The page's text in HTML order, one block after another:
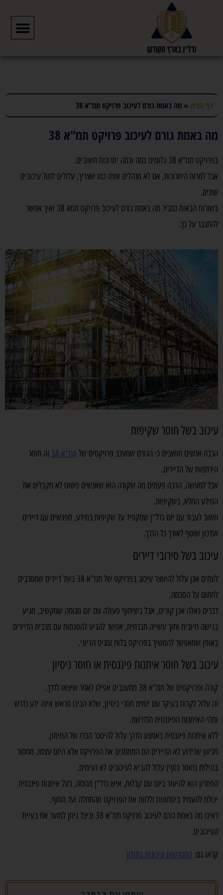
דף הבית » מה באמת גורם לעיכוב פרויקט תמ"א 38
מה באמת גורם לעיכוב פרויקט תמ"א 38
בפרויקט תמ"א 38 גלומים כמה וכמה יתרונות חשובים.
אבל למרות היתרונות, אם לא מנהלים אותו כמו שצריך, עלולים לחול עיכובים
שונים.
בשורות הבאות נסביר מה באמת גורם לעיכוב פרויקט תמא 38 ואיך אפשר
להתגבר על כך.
עיכוב בשל חוסר שקיפות
הרבה אנשים חושבים כי הגורם שמעכב פרויקטים של תמ"א 38
זה חוסר
הירתמות של הדיירים.
אבל למעשה, הרבה פעמים מה שקורה הוא שאנשים פשוט לא מקבלים את
המידע המלא, בשקיפות.
חשוב לעבוד עם יזם נדל"ן שמקפיד על שקיפות במידע, מפגשים עם דיירים
ועדכון שוטף לאורך כל הדרך.
עיכוב בשל סירובי דיירים
לעתים אכן עלול להיווצר עיכוב בפרויקט של תמ"א 38 בשל דיירים שמסרבים
לחתום על הסכמה.
דברים כאלה אכן קורים, אבל בשיתוף פעולה עם יזם מנוסה שמקשיב, מגיע
בגישה חיובית ותוך עשייה חברתית, אפשר להגיע להסכמות עם מרבית הדיירים
באופן שמאפשר להמשיך בפרויקט בלוח זמנים הגיוני.
עיכוב בשל חוסר איתנות פיננסית או חוסר ניסיון
קורה ופרויקטים של תמ"א 38 מתעכבים אפילו לאחר שיצאו לדרך.
זה עלול לקרות בעיקר עם יזמים חסרי ניסיון, שלא הבינו מראש איזה ידע נדרש
ומהי האיתנות הפיננסית הנדרשת.
ללא איתנות פיננסית באמצע הדרך עלול להיסגר הברז של המימון.
מכיוון שכידוע לא הדיירים הם המממנים את הפרויקט אלא היזם עצמו, מחסור
בנזילות (חוסר כסף) עלול להביא לעיכובים לא נעימים.
הפתרון הוא להיעזר ביזם עם קבלות, איש נדל"ן מנוסה, בעל איתנות פיננסית
יכולת להעמיד ביטחונות וללוות את הפרויקט מהתחלה ועד הסוף.
ראינו מה באמת גורם לעיכוב פרויקט תמ"א 38 וכיצד ניתן למזער את בעיית
העיכובים.
קראו גם: התחדשות עירונית בחולון